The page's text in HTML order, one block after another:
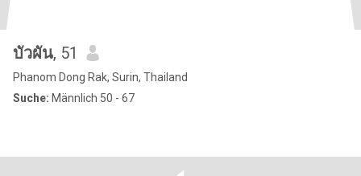
บัวผัน, 51
Phanom Dong Rak, Surin, Thailand
Suche: Männlich 50 - 67